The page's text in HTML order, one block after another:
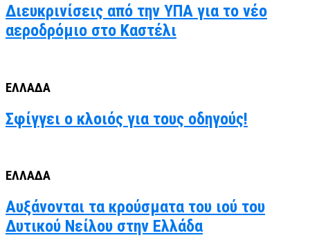
Διευκρινίσεις από την ΥΠΑ για το νέο
αεροδρόμιο στο Καστέλι
ΕΛΛΑΔΑ
Σφίγγει ο κλοιός για τους οδηγούς!
ΕΛΛΑΔΑ
Αυξάνονται τα κρούσματα του ιού του
Δυτικού Νείλου στην Ελλάδα